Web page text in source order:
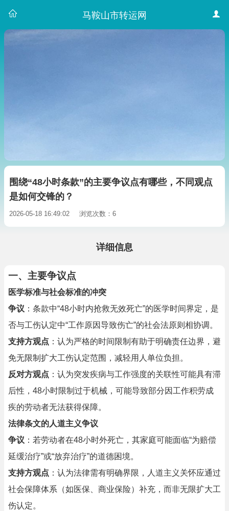
马鞍山市转运网
围绕“48小时条款”的主要争议点有哪些，不同观点
是如何交锋的？
2026-05-18 16:49:02 浏览次数：6
详细信息
一、主要争议点
医学标准与社会标准的冲突
争议 ：条款中“48小时内抢救无效死亡”的医学时间界定，是
否与工伤认定中“工作原因导致伤亡”的社会法原则相协调。
支持方观点 ：认为严格的时间限制有助于明确责任边界，避
免无限制扩大工伤认定范围，减轻用人单位负担。
反对方观点 ：认为突发疾病与工作强度的关联性可能具有滞
后性，48小时限制过于机械，可能导致部分因工作积劳成
疾的劳动者无法获得保障。
法律条文的人道主义争议
争议 ：若劳动者在48小时外死亡，其家庭可能面临“为赔偿
延缓治疗”或“放弃治疗”的道德困境。
支持方观点 ：认为法律需有明确界限，人道主义关怀应通过
社会保障体系（如医保、商业保险）补充，而非无限扩大工
伤认定。